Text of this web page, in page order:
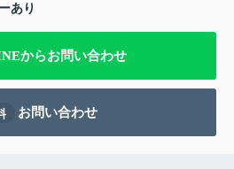
あり
からお問い合わせ
お問い合わせ